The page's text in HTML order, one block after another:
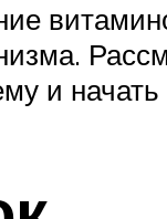
и начать